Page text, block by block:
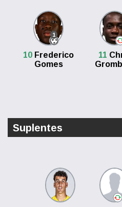
1
10 Frederico
Gomes
11
Suplentes